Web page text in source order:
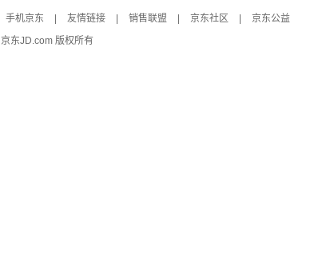
手机京东 友情链接 销售联盟 京东社区
京东公益
京东JD.com 版权所有